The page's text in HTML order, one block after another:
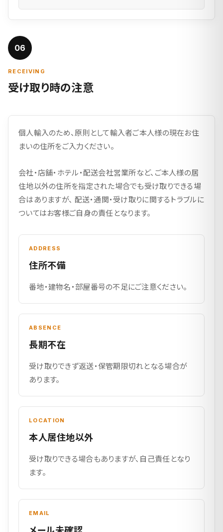
06
RECEIVING
受け取り時の注意
個人輸入のため、原則として輸入者ご本人様の現在お住
まいの住所をご入力ください。
会社・店舗・ホテル・配送会社営業所など、ご本人様の居
住地以外の住所を指定された場合でも受け取りできる場
合はありますが、 配送・通関・受け取りに関するトラブルに
ついてはお客様ご自身の責任となります。
ADDRESS
住所不備
番地・建物名・部屋番号の不足にご注意ください。
ABSENCE
長期不在
受け取りできず返送・保管期限切れとなる場合が
あります。
LOCATION
本人居住地以外
受け取りできる場合もありますが、自己責任となり
ます。
EMAIL